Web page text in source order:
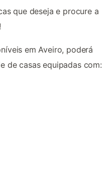
que deseja e procure a
em Aveiro, poderá
de casas equipadas com: